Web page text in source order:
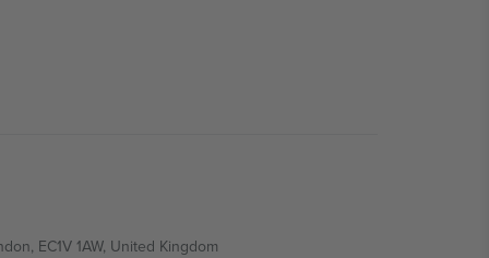
EC1V 1AW, United Kingdom